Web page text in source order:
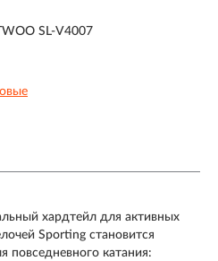
SL-V4007
хардтейл для активных
Sporting становится
повседневного катания: